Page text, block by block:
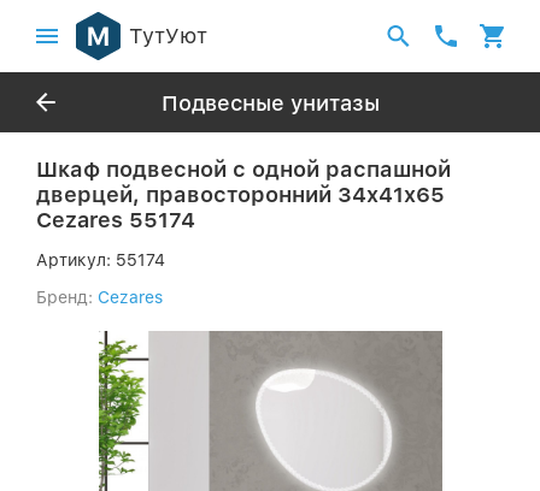
ТутУют
Подвесные унитазы
Шкаф подвесной с одной распашной
дверцей, правосторонний 34x41x65
Cezares 55174
Артикул: 55174
Бренд: Cezares